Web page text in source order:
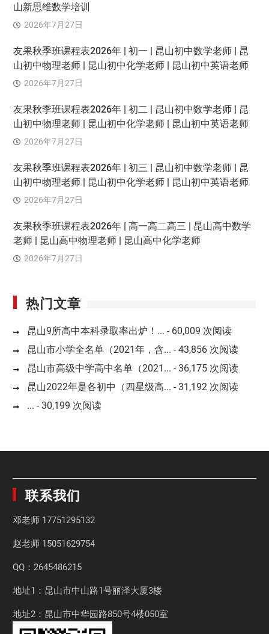
山新思维数学培训
2026年7月27日
友果秋季班课程表2026年 | 初一 | 昆山初中数学老师 | 昆
山初中物理老师 | 昆山初中化学老师 | 昆山初中英语老师
2026年7月27日
友果秋季班课程表2026年 | 初二 | 昆山初中数学老师 | 昆
山初中物理老师 | 昆山初中化学老师 | 昆山初中英语老师
2026年7月27日
友果秋季班课程表2026年 | 初三 | 昆山初中数学老师 | 昆
山初中物理老师 | 昆山初中化学老师 | 昆山初中英语老师
2026年7月27日
友果秋季班课程表2026年 | 高一高二高三 | 昆山高中数学
老师 | 昆山高中物理老师 | 昆山高中化学老师
2026年7月27日
热门文章
昆山9所高中本科录取率出炉！... - 60,009 次阅读
昆山市小学全名单（2021年，含... - 43,856 次阅读
昆山市高级中学高中名单（2021... - 36,175 次阅读
昆山2022年是各初中（四星级高... - 31,192 次阅读
... - 30,199 次阅读
联系我们
邓老师 17751295132
赵老师 15051629754
QQ：2645486215
地址1：昆山市中山路1号丽泽大厦3楼
地址2：昆山市中华园路850号4楼050室